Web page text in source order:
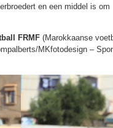
en een middel is om
FRMF(Marokkaanse
MKfotodesign –